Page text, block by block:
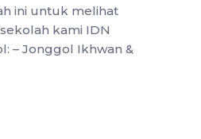
ini untuk melihat
kami IDN
– Jonggol Ikhwan &